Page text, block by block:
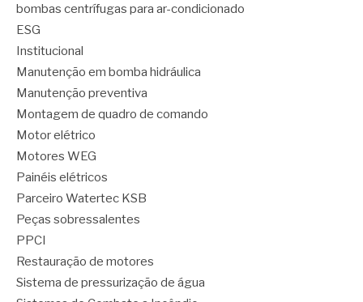
bombas centrífugas para ar-condicionado
ESG
Institucional
Manutenção em bomba hidráulica
Manutenção preventiva
Montagem de quadro de comando
Motor elétrico
Motores WEG
Painéis elétricos
Parceiro Watertec KSB
Peças sobressalentes
PPCI
Restauração de motores
Sistema de pressurização de água